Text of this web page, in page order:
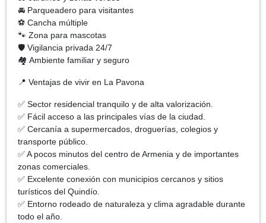
🚘 Parqueadero para visitantes
⚽ Cancha múltiple
🐾 Zona para mascotas
🛡️ Vigilancia privada 24/7
🏘️ Ambiente familiar y seguro
📍 Ventajas de vivir en La Pavona
✅ Sector residencial tranquilo y de alta valorización.
✅ Fácil acceso a las principales vías de la ciudad.
✅ Cercanía a supermercados, droguerías, colegios y
transporte público.
✅ A pocos minutos del centro de Armenia y de importantes
zonas comerciales.
✅ Excelente conexión con municipios cercanos y sitios
turísticos del Quindío.
✅ Entorno rodeado de naturaleza y clima agradable durante
todo el año.